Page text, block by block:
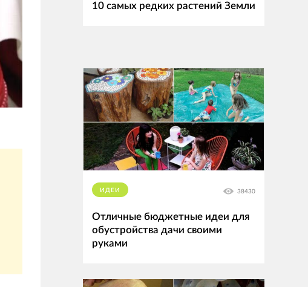
10 самых редких растений Земли
ИДЕИ 38430
Отличные бюджетные идеи для
обустройства дачи своими
руками